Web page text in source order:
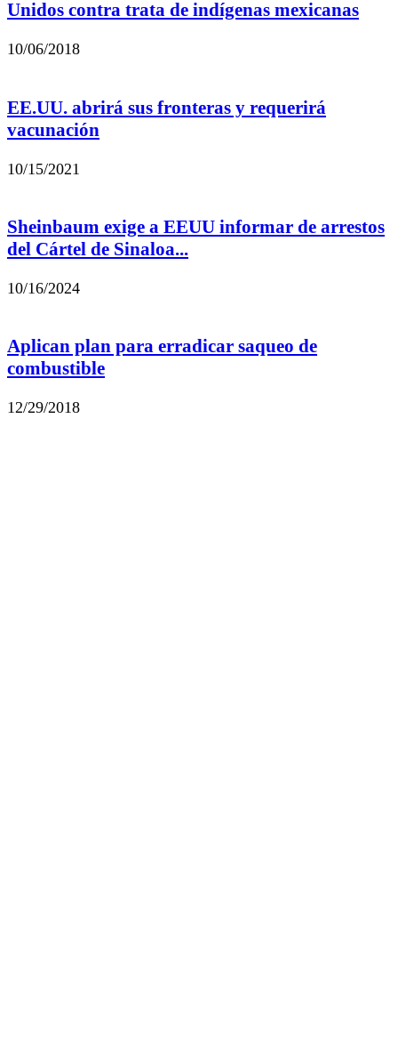
Unidos contra trata de indígenas mexicanas
10/06/2018
EE.UU. abrirá sus fronteras y requerirá
vacunación
10/15/2021
Sheinbaum exige a EEUU informar de arrestos
del Cártel de Sinaloa...
10/16/2024
Aplican plan para erradicar saqueo de
combustible
12/29/2018